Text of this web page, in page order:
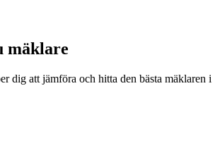
mäklare
dig att jämföra och hitta den bästa mäklaren i